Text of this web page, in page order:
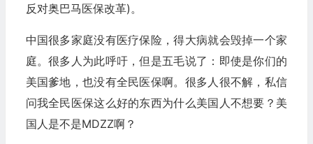
反对奥巴马医保改革)。
中国很多家庭没有医疗保险，得大病就会毁掉一个家
庭。很多人为此呼吁，但是五毛说了：即使是你们的
美国爹地，也没有全民医保啊。很多人很不解，私信
问我全民医保这么好的东西为什么美国人不想要？美
国人是不是MDZZ啊？